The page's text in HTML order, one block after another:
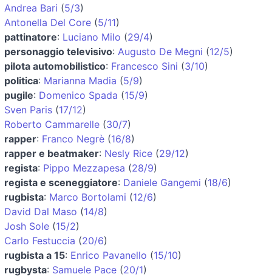
Andrea Bari (5/3)
Antonella Del Core (5/11)
pattinatore: Luciano Milo (29/4)
personaggio televisivo: Augusto De Megni (12/5)
pilota automobilistico: Francesco Sini (3/10)
politica: Marianna Madia (5/9)
pugile: Domenico Spada (15/9)
Sven Paris (17/12)
Roberto Cammarelle (30/7)
rapper: Franco Negrè (16/8)
rapper e beatmaker: Nesly Rice (29/12)
regista: Pippo Mezzapesa (28/9)
regista e sceneggiatore: Daniele Gangemi (18/6)
rugbista: Marco Bortolami (12/6)
David Dal Maso (14/8)
Josh Sole (15/2)
Carlo Festuccia (20/6)
rugbista a 15: Enrico Pavanello (15/10)
rugbysta: Samuele Pace (20/1)